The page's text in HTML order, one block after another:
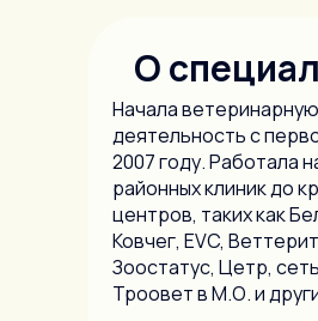
О
Начала ветеринарную
деятельность с
2007 году. Работала
районных клиник до
центров, таких как
Ковчег, EVC,
Зоостатус, Цетр,
Троовет в М.О. и